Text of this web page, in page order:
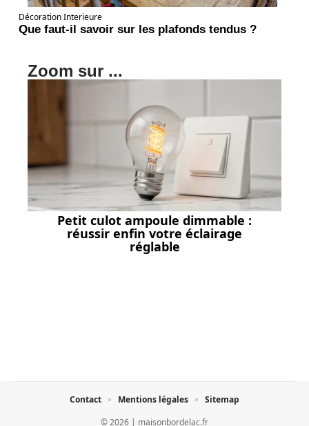
Décoration Interieure
Que faut-il savoir sur les plafonds tendus ?
Zoom sur ...
Petit culot ampoule dimmable :
réussir enfin votre éclairage
réglable
© 2026 | maisonbordelac.fr
Contact Mentions légales Sitemap